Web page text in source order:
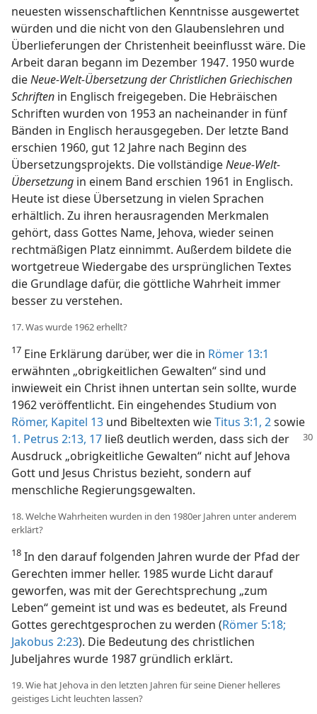
neuesten wissenschaftlichen Kenntnisse ausgewertet
würden und die nicht von den Glaubenslehren und
Überlieferungen der Christenheit beeinflusst wäre. Die
Arbeit daran begann im Dezember 1947. 1950 wurde
dieNeue-Welt-Übersetzung der Christlichen Griechischen
Schriften in Englisch freigegeben. Die Hebräischen
Schriften wurden von 1953 an nacheinander in fünf
Bänden in Englisch herausgegeben. Der letzte Band
erschien 1960, gut 12 Jahre nach Beginn des
Übersetzungsprojekts. Die vollständigeNeue-Welt-
Übersetzung in einem Band erschien 1961 in Englisch.
Heute ist diese Übersetzung in vielen Sprachen
erhältlich. Zu ihren herausragenden Merkmalen
gehört, dass Gottes Name, Jehova, wieder seinen
rechtmäßigen Platz einnimmt. Außerdem bildete die
wortgetreue Wiedergabe des ursprünglichen Textes
die Grundlage dafür, die göttliche Wahrheit immer
besser zu verstehen.
17. Was wurde 1962 erhellt?
17 Eine Erklärung darüber, wer die in Römer 13:1
erwähnten „obrigkeitlichen Gewalten“ sind und
inwieweit ein Christ ihnen untertan sein sollte, wurde
1962 veröffentlicht. Ein eingehendes Studium von
Römer, Kapitel 13 und Bibeltexten wieTitus 3:1, 2sowie
1. Petrus 2:13, 17 ließ deutlich werden, dass sich der
Ausdruck „obrigkeitliche Gewalten“ nicht auf Jehova
Gott und Jesus Christus bezieht, sondern auf
menschliche Regierungsgewalten.
18. Welche Wahrheiten wurden in den 1980er Jahren unter anderem
erklärt?
18 In den darauf folgenden Jahren wurde der Pfad der
Gerechten immer heller. 1985 wurde Licht darauf
geworfen, was mit der Gerechtsprechung „zum
Leben“ gemeint ist und was es bedeutet, als Freund
Gottes gerechtgesprochen zu werden (Römer 5:18;
Jakobus 2:23). Die Bedeutung des christlichen
Jubeljahres wurde 1987 gründlich erklärt.
19. Wie hat Jehova in den letzten Jahren für seine Diener helleres
geistiges Licht leuchten lassen?